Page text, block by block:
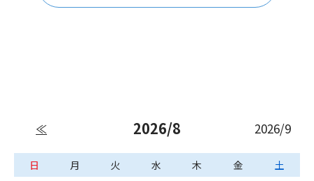
≪ 2026/8 2026/9
日 月 火 水 木 金
土